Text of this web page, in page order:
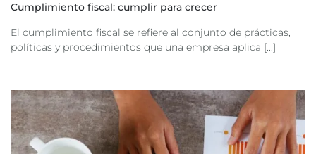
Cumplimiento fiscal: cumplir para crecer
El cumplimiento fiscal se refiere al conjunto de prácticas,
políticas y procedimientos que una empresa aplica [...]